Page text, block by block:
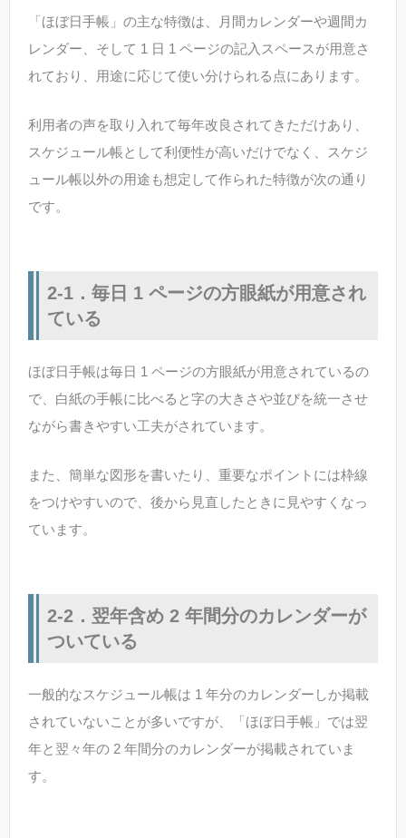
「ほぼ日手帳」の主な特徴は、月間カレンダーや週間カ
レンダー、そして 1 日 1 ページの記入スペースが用意さ
れており、用途に応じて使い分けられる点にあります。
利用者の声を取り入れて毎年改良されてきただけあり、
スケジュール帳として利便性が高いだけでなく、スケジ
ュール帳以外の用途も想定して作られた特徴が次の通り
です。
2-1．毎日 1 ページの方眼紙が用意され
ている
ほぼ日手帳は毎日 1 ページの方眼紙が用意されているの
で、白紙の手帳に比べると字の大きさや並びを統一させ
ながら書きやすい工夫がされています。
また、簡単な図形を書いたり、重要なポイントには枠線
をつけやすいので、後から見直したときに見やすくなっ
ています。
2-2．翌年含め 2 年間分のカレンダーが
ついている
一般的なスケジュール帳は 1 年分のカレンダーしか掲載
されていないことが多いですが、「ほぼ日手帳」では翌
年と翌々年の 2 年間分のカレンダーが掲載されていま
す。